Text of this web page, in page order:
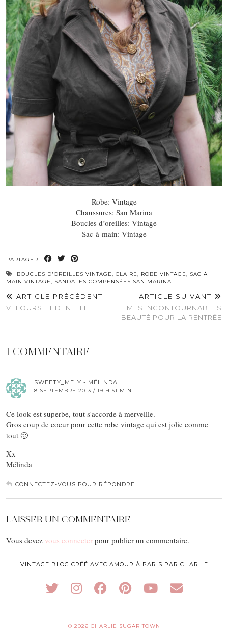
Robe: Vintage
Chaussures: San Marina
Boucles d’oreilles: Vintage
Sac-à-main: Vintage
PARTAGER:
BOUCLES D'OREILLES VINTAGE, CLAIRE, ROBE VINTAGE, SAC À
MAIN VINTAGE, SANDALES COMPENSÉES SAN MARINA
ARTICLE PRÉCÉDENT
VELOURS ET DENTELLE
ARTICLE SUIVANT
MES INCONTOURNABLES
BEAUTÉ POUR LA RENTRÉE
1 COMMENTAIRE
SWEETY_MELY - MÉLINDA
8 SEPTEMBRE 2013 / 19 H 51 MIN
Ce look est superbe, tout s'accorde à merveille.
Gros coup de coeur pour cette robe vintage qui est jolie comme
tout 🙂
Xx
Mélinda
CONNECTEZ-VOUS POUR RÉPONDRE
LAISSER UN COMMENTAIRE
Vous devez vous connecter pour publier un commentaire.
VINTAGE BLOG CRÉÉ AVEC AMOUR À PARIS PAR CHARLIE
© 2026 CHARLIE SUGAR TOWN